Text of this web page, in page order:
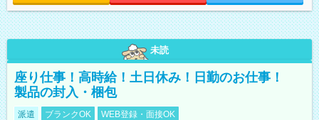
未読
座り仕事！高時給！土日休み！日勤のお仕事！
製品の封入・梱包
派遣 ブランクOK WEB登録・面接OK